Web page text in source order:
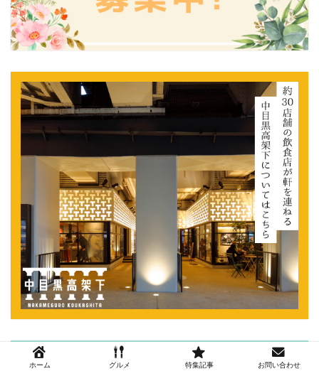
ホーム グルメ 特集記事 お問い合わせ